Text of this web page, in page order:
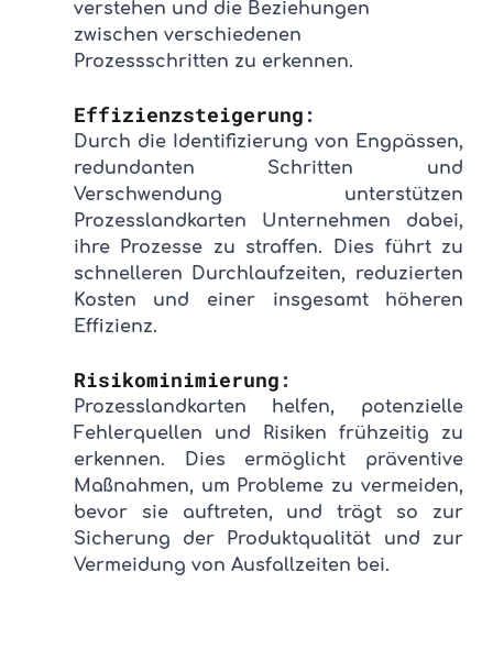
verstehen und die Beziehungen
zwischen verschiedenen
Prozessschritten zu erkennen.
Effizienzsteigerung:
Durch die Identifizierung von Engpässen,
Verschwendung unterstützen
Prozesslandkarten Unternehmen dabei,
ihre Prozesse zu straffen. Dies führt zu
schnelleren Durchlaufzeiten, reduzierten
Kosten und einer insgesamt höheren
Effizienz.
Risikominimierung:
Prozesslandkarten helfen, potenzielle
Fehlerquellen und Risiken frühzeitig zu
erkennen. Dies ermöglicht präventive
Maßnahmen, um Probleme zu vermeiden,
bevor sie auftreten, und trägt so zur
Sicherung der Produktqualität und zur
Vermeidung von Ausfallzeiten bei.